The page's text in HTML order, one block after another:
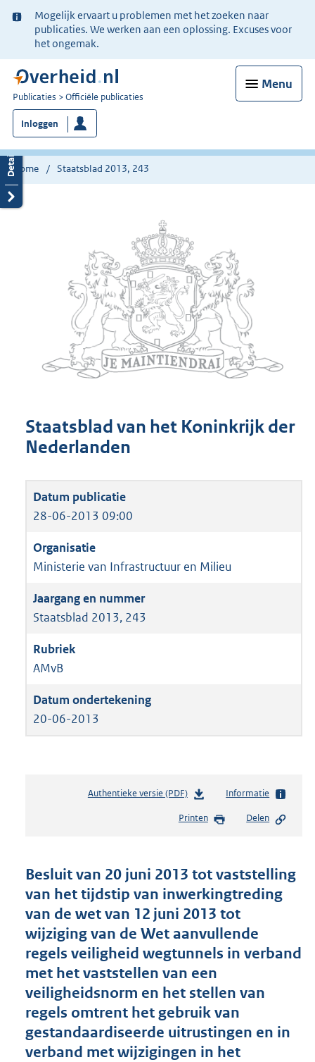
Ter
informatie:
Mogelijk ervaart u problemen met het zoeken naar
publicaties. We werken aan een oplossing. Excuses voor
het ongemak.
Menu
U
bent
nu
hier:
Publicaties Officiële publicaties
Inloggen
Home Staatsblad 2013, 243
Staatsblad van het Koninkrijk der
Nederlanden
28-06-2013 09:00
Ministerie van Infrastructuur en Milieu
Staatsblad 2013, 243
AMvB
20-06-2013
Authentieke versie (PDF)b
s
n
s
g
o
o
e
:
4
K
Informatie
Printen Delen
Besluit van 20 juni 2013 tot vaststelling
van het tijdstip van inwerkingtreding
van de wet van 12 juni 2013 tot
wijziging van de Wet aanvullende
regels veiligheid wegtunnels in verband
met het vaststellen van een
veiligheidsnorm en het stellen van
regels omtrent het gebruik van
gestandaardiseerde uitrustingen en in
verband met wijzigingen in het